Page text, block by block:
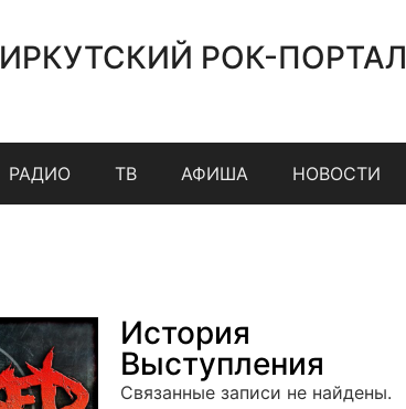
ИРКУТСКИЙ РОК-ПОРТАЛ
РАДИО ТВ АФИША НОВОСТИ
История
Выступления
Связанные записи не найдены.